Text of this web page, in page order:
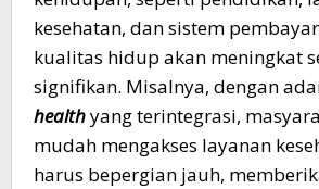
kesehatan, dan sistem
kualitas hidup akan meningkat
signifikan. Misalnya, dengan
healthyang terintegrasi,
mudah mengakses layanan
harus bepergian jauh,